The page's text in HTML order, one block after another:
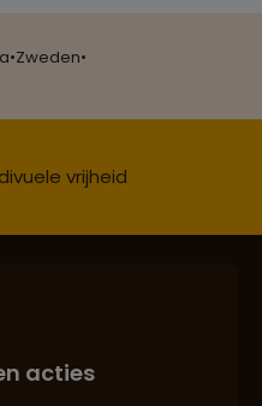
•Zweden•
cultuur en milieu
vrijheid
reisadvies
acties